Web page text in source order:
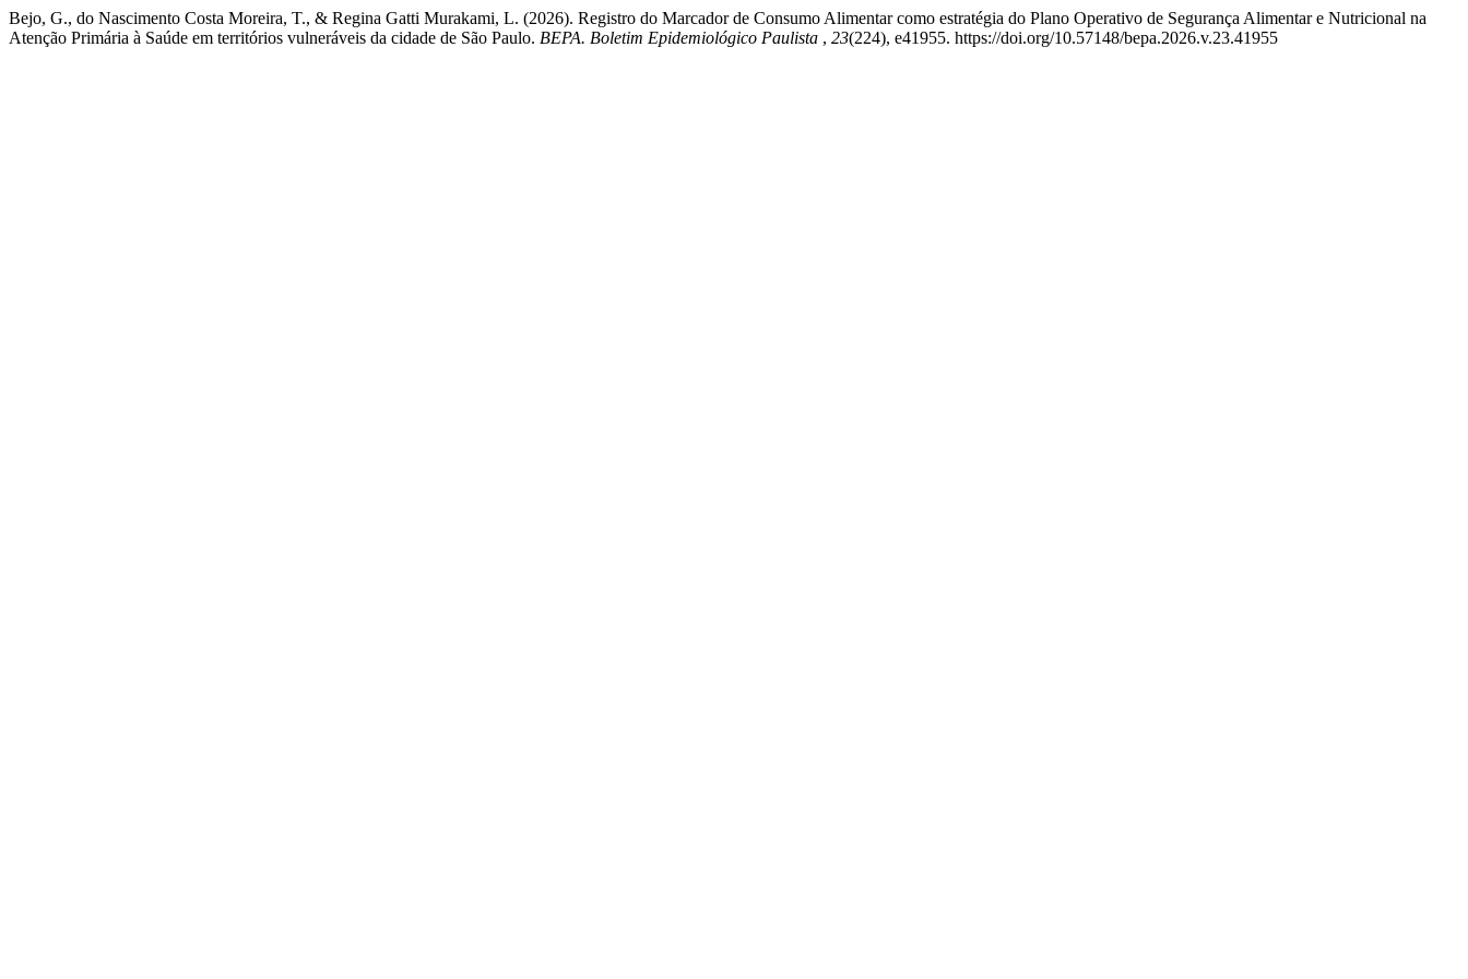
Bejo, G., do Nascimento Costa Moreira, T., & Regina Gatti Murakami, L. (2026). Registro do Marcador de Consumo Alimentar como estratégia do Plano Operativo de Segurança Alimentar e Nutricional na
Atenção Primária à Saúde em territórios vulneráveis da cidade de São Paulo. BEPA. Boletim Epidemiológico Paulista , 23(224), e41955. https://doi.org/10.57148/bepa.2026.v.23.41955